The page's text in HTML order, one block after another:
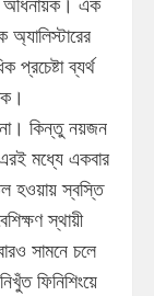
ব্যর্থ
কিন্তু নয়জন
মধ্যে একবার
হওয়ায় স্বস্তি
স্থায়ী
সামনে চলে
ফিনিশিংয়ে